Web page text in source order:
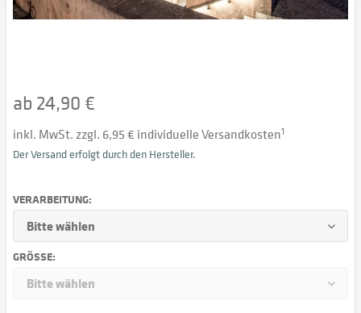
ab 24,90 €
inkl. MwSt. zzgl. 6,95 € individuelle Versandkosten1
Der Versand erfolgt durch den Hersteller.
VERARBEITUNG:
GRÖSSE: